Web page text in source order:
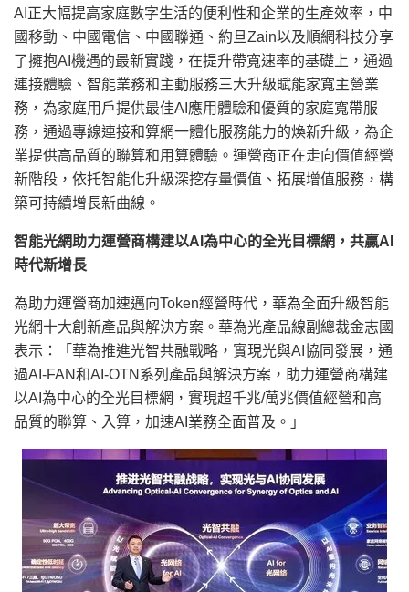
AI正大幅提高家庭數字生活的便利性和企業的生產效率，中
國移動、中國電信、中國聯通、約旦Zain以及順網科技分享
了擁抱AI機遇的最新實踐，在提升帶寬速率的基礎上，通過
連接體驗、智能業務和主動服務三大升級賦能家寬主營業
務，為家庭用戶提供最佳AI應用體驗和優質的家庭寬帶服
務，通過專線連接和算網一體化服務能力的煥新升級，為企
業提供高品質的聯算和用算體驗。運營商正在走向價值經營
新階段，依托智能化升級深挖存量價值、拓展增值服務，構
築可持續增長新曲線。
智能光網助力運營商構建以AI為中心的全光目標網，共贏AI
時代新增長
為助力運營商加速邁向Token經營時代，華為全面升級智能
光網十大創新產品與解決方案。華為光產品線副總裁金志國
表示：「華為推進光智共融戰略，實現光與AI協同發展，通
過AI-FAN和AI-OTN系列產品與解決方案，助力運營商構建
以AI為中心的全光目標網，實現超千兆/萬兆價值經營和高
品質的聯算、入算，加速AI業務全面普及。」